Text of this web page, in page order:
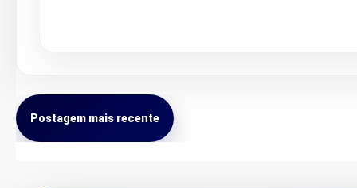
Postagem mais recente